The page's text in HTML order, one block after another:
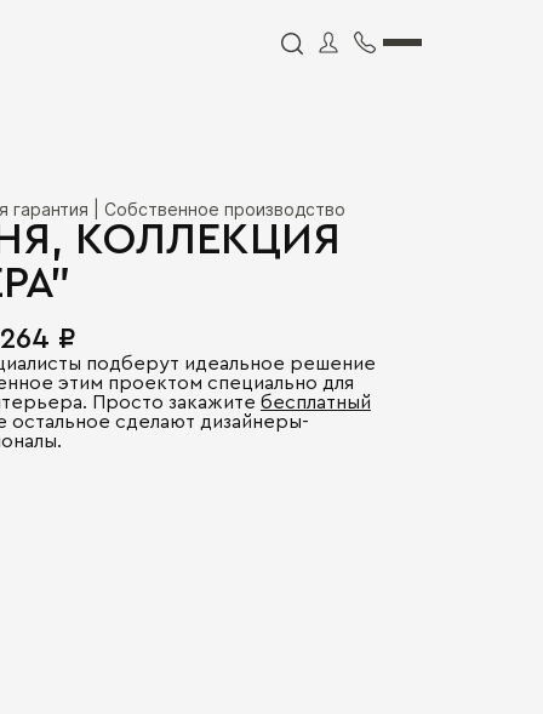
гарантия | Собственное производство
КОЛЛЕКЦИЯ
₽
подберут идеальное решение
этим проектом специально для
Просто закажите бесплатный
остальное сделают дизайнеры-